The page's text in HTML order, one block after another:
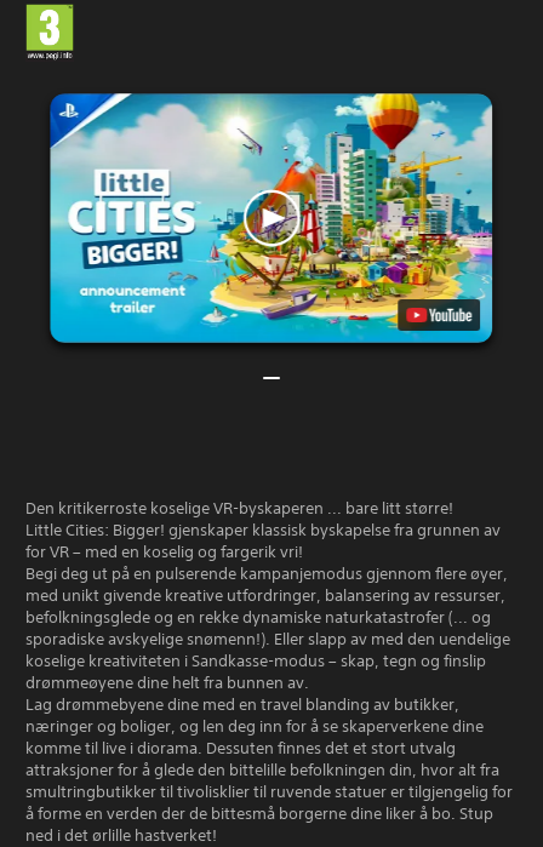
Den kritikerroste koselige VR-byskaperen ... bare litt større!
Little Cities: Bigger! gjenskaper klassisk byskapelse fra grunnen av
for VR – med en koselig og fargerik vri!
Begi deg ut på en pulserende kampanjemodus gjennom flere øyer,
med unikt givende kreative utfordringer, balansering av ressurser,
befolkningsglede og en rekke dynamiske naturkatastrofer (... og
sporadiske avskyelige snømenn!). Eller slapp av med den uendelige
koselige kreativiteten i Sandkasse-modus – skap, tegn og finslip
drømmeøyene dine helt fra bunnen av.
Lag drømmebyene dine med en travel blanding av butikker,
næringer og boliger, og len deg inn for å se skaperverkene dine
komme til live i diorama. Dessuten finnes det et stort utvalg
attraksjoner for å glede den bittelille befolkningen din, hvor alt fra
smultringbutikker til tivolisklier til ruvende statuer er tilgjengelig for
å forme en verden der de bittesmå borgerne dine liker å bo. Stup
ned i det ørlille hastverket!